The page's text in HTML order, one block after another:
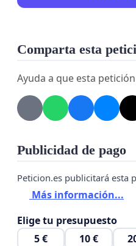
Comparta esta
Ayuda a que esta
Publicidad de pago
Peticion.es publicitará esta
Más información...
Elige tu presupuesto
5 €
10 €